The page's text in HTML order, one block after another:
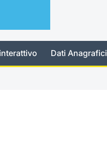
Dati Anagrafici